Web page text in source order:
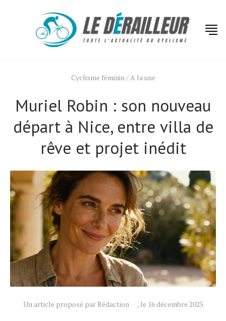
Cyclisme féminin/A la une
Muriel Robin : son nouveau
départ à Nice, entre villa de
rêve et projet inédit
Un article proposé par Rédaction , le 16 décembre 2025